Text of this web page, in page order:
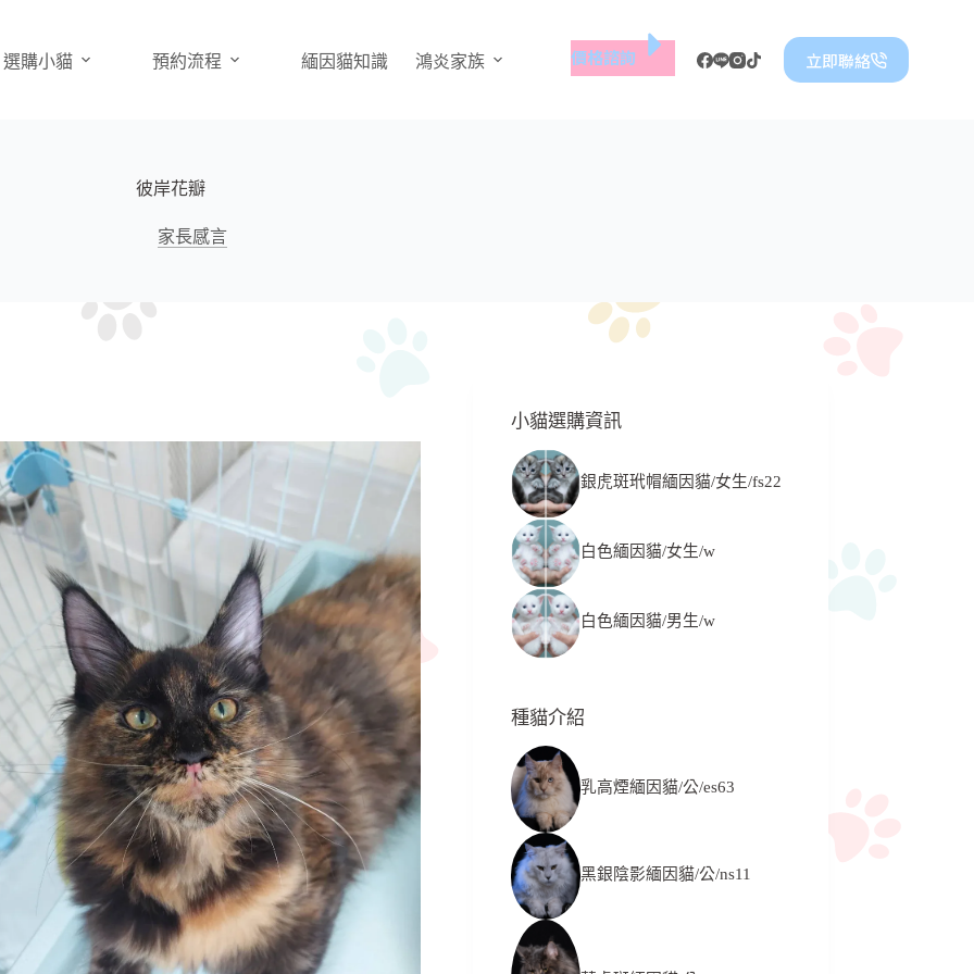
選購小貓 預約流程 緬因貓知識 鴻炎家族 價格諮詢 立即聯絡
彼岸花瓣
家長感言
小貓選購資訊
銀虎斑玳帽緬因貓/女生/fs22
白色緬因貓/女生/w
白色緬因貓/男生/w
種貓介紹
乳高煙緬因貓/公/es63
黑銀陰影緬因貓/公/ns11